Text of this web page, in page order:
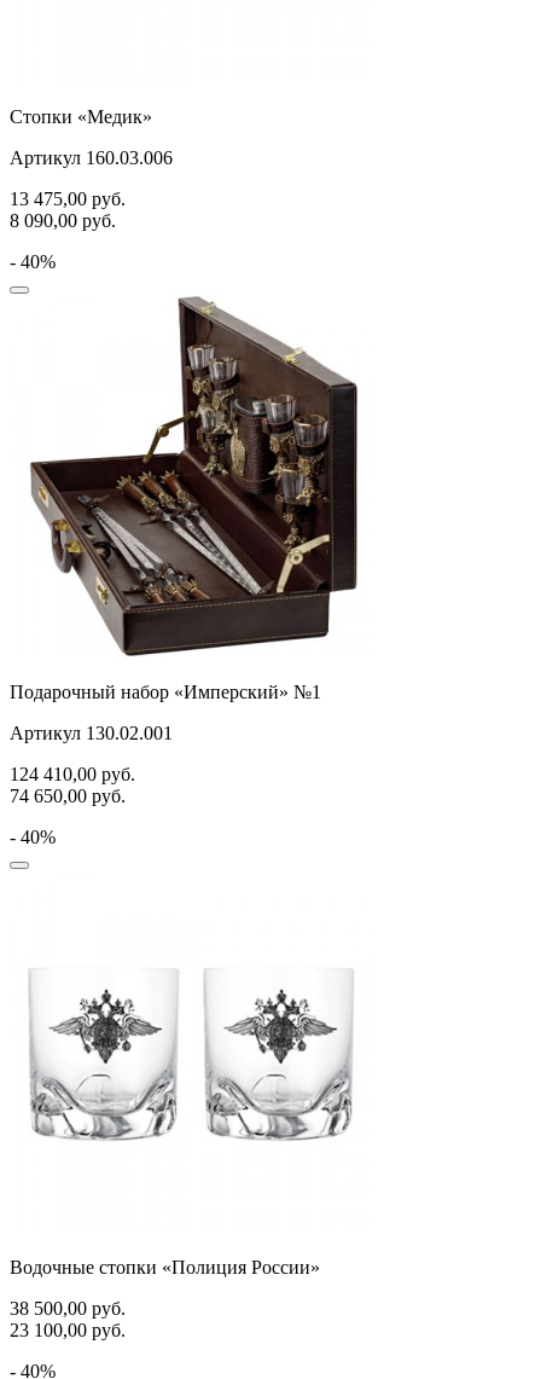
Стопки «Медик»
Артикул 160.03.006
13 475,00 руб.
8 090,00 руб.
- 40%
Подарочный набор «Имперский» №1
Артикул 130.02.001
124 410,00 руб.
74 650,00 руб.
- 40%
Водочные стопки «Полиция России»
38 500,00 руб.
23 100,00 руб.
- 40%